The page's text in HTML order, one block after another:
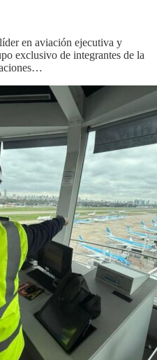
en aviación ejecutiva y
exclusivo de integrantes de la